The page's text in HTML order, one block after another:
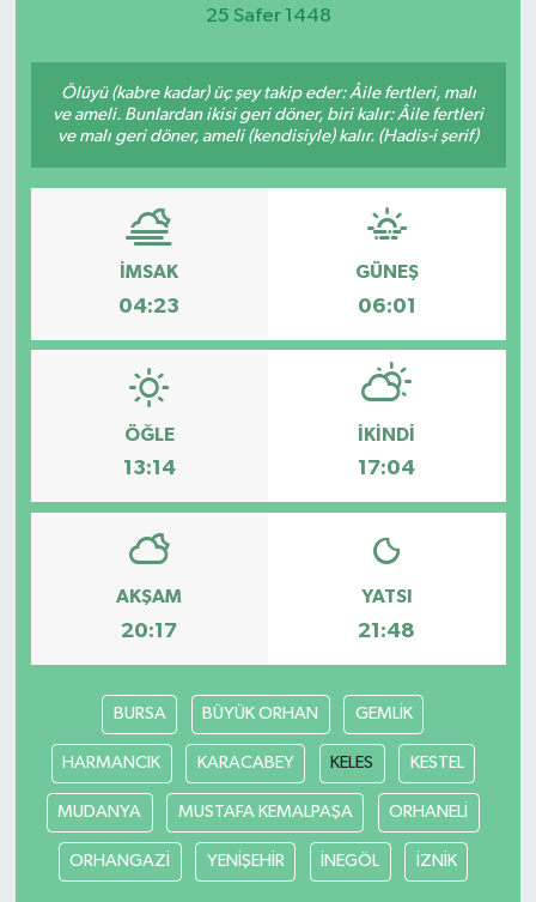
25 Safer 1448
Ölüyü (kabre kadar) üç şey takip eder: Âile fertleri, malı
ve ameli. Bunlardan ikisi geri döner, biri kalır: Âile fertleri
ve malı geri döner, ameli (kendisiyle) kalır. (Hadis-i şerif)
İMSAK
04:23
GÜNEŞ
06:01
ÖĞLE
13:14
İKINDI
17:04
AKŞAM
20:17
YATSI
21:48
BURSA BÜYÜK ORHAN GEMLİK
HARMANCIK KARACABEY KELES KESTEL
MUDANYA MUSTAFA KEMALPAŞA ORHANELİ
ORHANGAZİ YENİŞEHİR İNEGÖL İZNİK
Etkinlikler